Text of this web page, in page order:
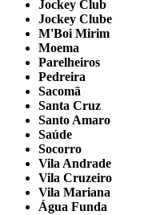
Jockey Club
Jockey Clube
M'Boi Mirim
Moema
Parelheiros
Pedreira
Sacomã
Santa Cruz
Santo Amaro
Saúde
Socorro
Vila Andrade
Vila Cruzeiro
Vila Mariana
Água Funda